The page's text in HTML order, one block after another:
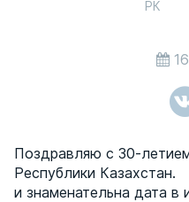
Поздравляю с 30-
Республики Казахстан.
и знаменательна дата в